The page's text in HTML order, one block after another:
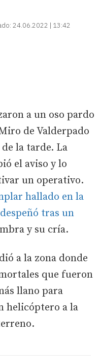
24.06.2022 | 13:42
a un oso pardo
de Valderpado
la tarde. La
el aviso y lo
un operativo.
hallado en la
tras un
y su cría.
a la zona donde
que fueron
llano para
helicóptero a la